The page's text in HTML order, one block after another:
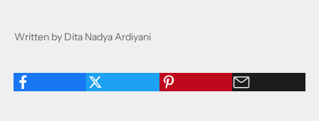
Written by Dita Nadya Ardiyani